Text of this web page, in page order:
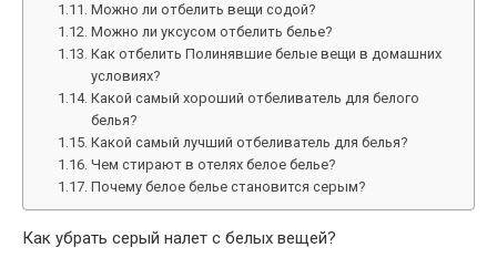
Можно ли отбелить вещи содой?
Можно ли уксусом отбелить белье?
Как отбелить Полинявшие белые вещи в домашних
условиях?
Какой самый хороший отбеливатель для белого
белья?
Какой самый лучший отбеливатель для белья?
Чем стирают в отелях белое белье?
Почему белое белье становится серым?
Как убрать серый налет с белых вещей?